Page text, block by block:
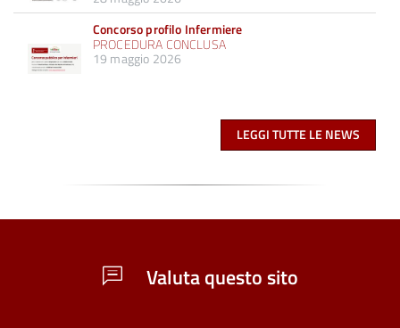
Concorso profilo Infermiere
PROCEDURA CONCLUSA
19 maggio 2026
LEGGI TUTTE LE NEWS
Valuta questo sito